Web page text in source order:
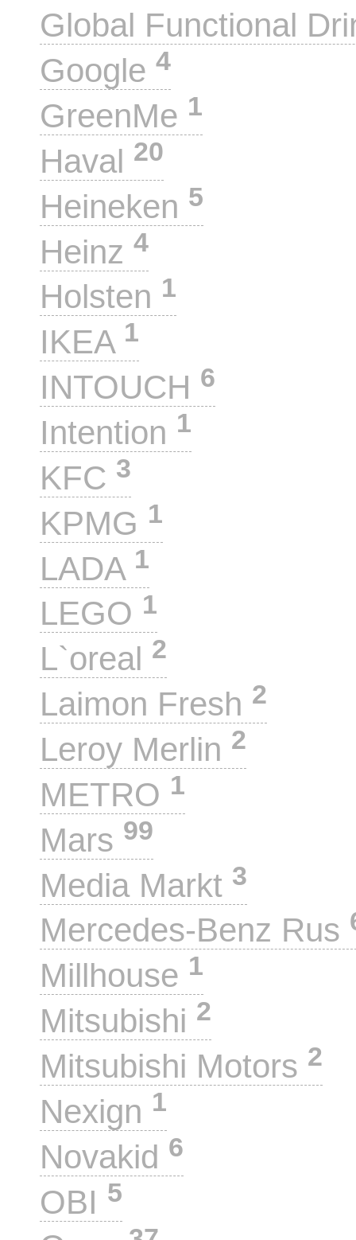
Global Functional
Google 4
GreenMe 1
Haval 20
Heineken 5
Heinz 4
Holsten 1
IKEA 1
INTOUCH 6
Intention 1
KFC 3
KPMG 1
LADA 1
LEGO 1
L`oreal 2
Laimon Fresh 2
Leroy Merlin 2
METRO 1
Mars 99
Media Markt 3
Mercedes-Benz Rus
Millhouse 1
Mitsubishi 2
Mitsubishi Motors 2
Nexign 1
Novakid 6
OBI 5